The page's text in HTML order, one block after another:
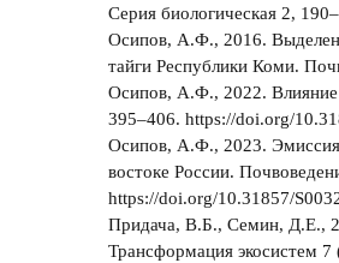
Серия биологическая 2,
Осипов, А.Ф., 2016.
тайги Республики Коми.
Осипов, А.Ф., 2022. Влияние
395–406. https://doi.org/
Осипов, А.Ф., 2023. Эмиссия
востоке России.
https://doi.org/10.31857/
Придача, В.Б., Семин, Д.Е.,
Трансформация экосистем